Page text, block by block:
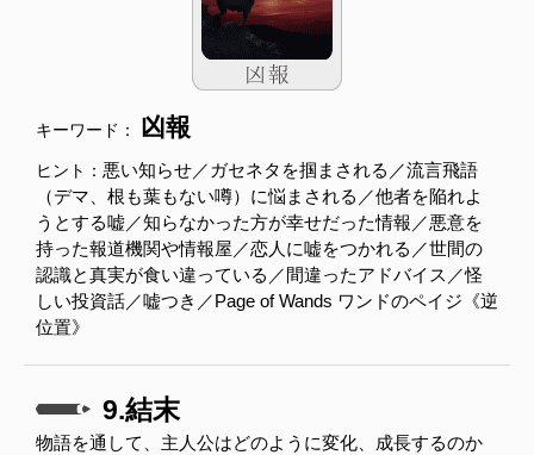
キーワード： 凶報
ヒント： 悪い知らせ／ガセネタを掴まされる／流言飛語
（デマ、根も葉もない噂）に悩まされる／他者を陥れよ
うとする嘘／知らなかった方が幸せだった情報／悪意を
持った報道機関や情報屋／恋人に嘘をつかれる／世間の
認識と真実が食い違っている／間違ったアドバイス／怪
しい投資話／嘘つき／Page of Wands ワンドのペイジ《逆
位置》
9.結末
物語を通して、主人公はどのように変化、成長するのか